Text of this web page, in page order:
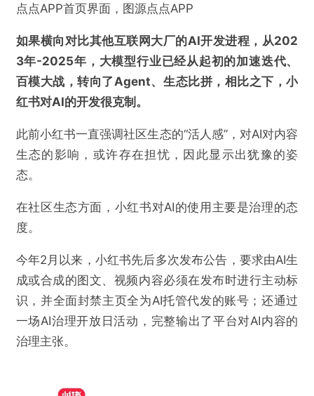
点点APP首页界面，图源点点APP
如果横向对比其他互联网大厂的AI开发进程，从202
3年-2025年，大模型行业已经从起初的加速迭代、
百模大战，转向了Agent、生态比拼，相比之下，小
红书对AI的开发很克制。
此前小红书一直强调社区生态的“活人感”，对AI对内容
生态的影响，或许存在担忧，因此显示出犹豫的姿
态。
在社区生态方面，小红书对AI的使用主要是治理的态
度。
今年2月以来，小红书先后多次发布公告，要求由AI生
成或合成的图文、视频内容必须在发布时进行主动标
识，并全面封禁主页全为AI托管代发的账号；还通过
一场AI治理开放日活动，完整输出了平台对AI内容的
治理主张。